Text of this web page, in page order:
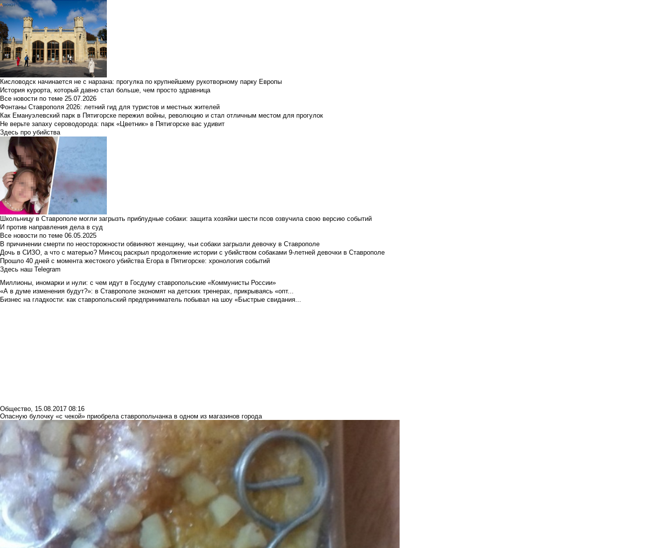
Кисловодск начинается не с нарзана: прогулка по крупнейшему рукотворному парку Европы
История курорта, который давно стал больше, чем просто здравница
Все новости по теме 25.07.2026
Фонтаны Ставрополя 2026: летний гид для туристов и местных жителей
Как Емануэлевский парк в Пятигорске пережил войны, революцию и стал отличным местом для прогулок
Не верьте запаху сероводорода: парк «Цветник» в Пятигорске вас удивит
Здесь про убийства
Школьницу в Ставрополе могли загрызть приблудные собаки: защита хозяйки шести псов озвучила свою версию событий
И против направления дела в суд
Все новости по теме 06.05.2025
В причинении смерти по неосторожности обвиняют женщину, чьи собаки загрызли девочку в Ставрополе
Дочь в СИЗО, а что с матерью? Минсоц раскрыл продолжение истории с убийством собаками 9-летней девочки в Ставрополе
Прошло 40 дней с момента жестокого убийства Егора в Пятигорске: хронология событий
Здесь наш Telegram
Миллионы, иномарки и нули: с чем идут в Госдуму ставропольские «Коммунисты России»
«А в думе изменения будут?»: в Ставрополе экономят на детских тренерах, прикрываясь «опт...
Бизнес на гладкости: как ставропольский предприниматель побывал на шоу «Быстрые свидания...
Общество, 15.08.2017 08:16
Опасную булочку «с чекой» приобрела ставропольчанка в одном из магазинов города